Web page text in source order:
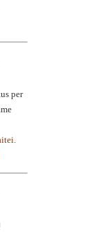
per